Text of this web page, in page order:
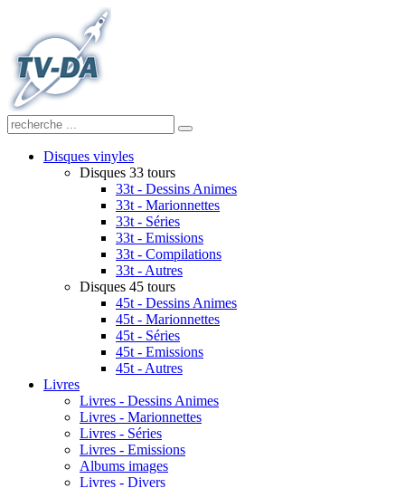
Disques vinyles
Disques 33 tours
33t - Dessins Animes
33t - Marionnettes
33t - Séries
33t - Emissions
33t - Compilations
33t - Autres
Disques 45 tours
45t - Dessins Animes
45t - Marionnettes
45t - Séries
45t - Emissions
45t - Autres
Livres
Livres - Dessins Animes
Livres - Marionnettes
Livres - Séries
Livres - Emissions
Albums images
Livres - Divers